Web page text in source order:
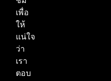
เพื่อ
ให้
แน่ใจ
ว่า
เรา
ตอบ